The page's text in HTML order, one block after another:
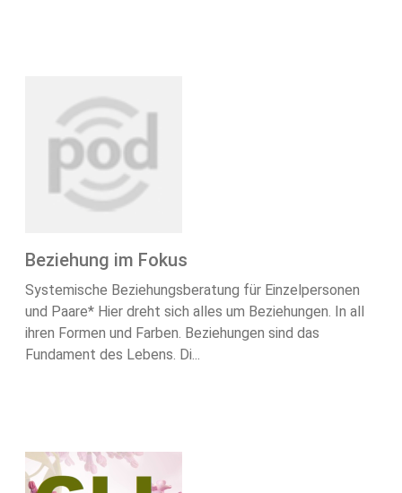
Beziehung im Fokus
Systemische Beziehungsberatung für Einzelpersonen
und Paare* Hier dreht sich alles um Beziehungen. In all
ihren Formen und Farben. Beziehungen sind das
Fundament des Lebens. Di...